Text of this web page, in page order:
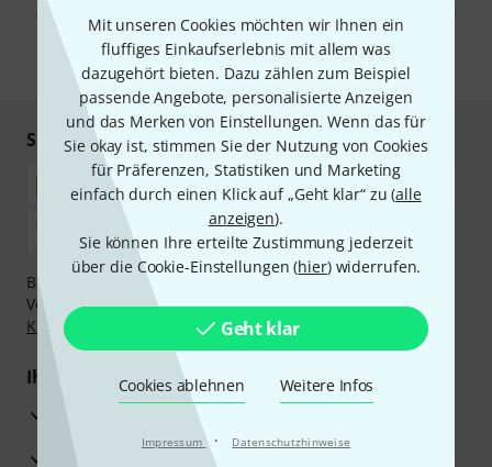
Mit unseren Cookies möchten wir Ihnen ein
fluffiges Einkaufserlebnis mit allem was
dazugehört bieten. Dazu zählen zum Beispiel
passende Angebote, personalisierte Anzeigen
und das Merken von Einstellungen. Wenn das für
Sie okay ist, stimmen Sie der Nutzung von Cookies
für Präferenzen, Statistiken und Marketing
einfach durch einen Klick auf „Geht klar“ zu (alle
anzeigen).
Sie können Ihre erteilte Zustimmung jederzeit
über die Cookie-Einstellungen (hier) widerrufen.
Geht klar
Cookies ablehnen Weitere Infos
Impressum · Datenschutzhinweise
Abmeldung ist jederzeit möglich. Weitere Informationen finden Sie in
unserenDatenschutzhinweisen.
* Pflichtfeld
Sicher einkaufen & bezahlen
Bezahlen Sie vertraulich und sicher per Nachnahme,
Vorkasse, PayPal, Amazon Pay,Klarna Sofort bezahlen
Klarna Ratenzahlung
oder Kreditkarte.
Ihre Vorteile
3 Jahre Thomann Garantie
30 Tage Money-Back-Garantie